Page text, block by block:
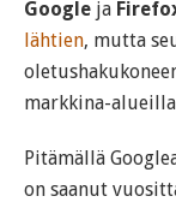
Google ja
lähtien, mutta
markkina-alueilla
Pitämällä
on saanut